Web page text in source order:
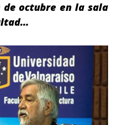
octubre en la sala